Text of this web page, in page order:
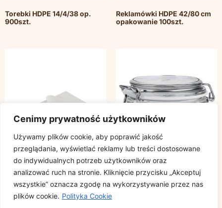
Cenimy prywatność użytkowników
Używamy plików cookie, aby poprawić jakość
przeglądania, wyświetlać reklamy lub treści dostosowane
do indywidualnych potrzeb użytkowników oraz
analizować ruch na stronie. Kliknięcie przycisku „Akceptuj
wszystkie” oznacza zgodę na wykorzystywanie przez nas
plików cookie. Polityka Cookie
Torebki HDPE 14/4/38 op.
900szt.
Reklamówki HDPE 42/80 cm
opakowanie 100szt.
Papier pakowy gazeta
rozmiar 30x40cm, cena za